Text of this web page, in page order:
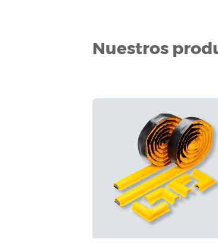
Nuestros